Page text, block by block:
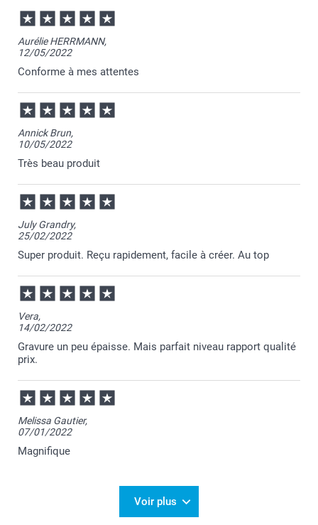
Aurélie HERRMANN,
12/05/2022
Conforme à mes attentes
Annick Brun,
10/05/2022
Très beau produit
July Grandry,
25/02/2022
Super produit. Reçu rapidement, facile à créer. Au top
Vera,
14/02/2022
Gravure un peu épaisse. Mais parfait niveau rapport qualité
prix.
Melissa Gautier,
07/01/2022
Magnifique
Voir plus